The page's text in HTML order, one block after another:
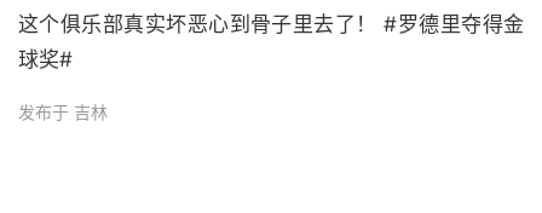
这个俱乐部真实坏恶心到骨子里去了！ #罗德里夺得金
球奖# ​
发布于 吉林